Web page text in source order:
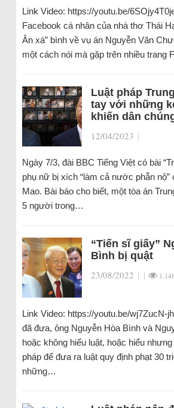
Link Video: https://youtu.be/
Facebook cá nhân của nhà thơ Thái
Ân xá” bình về vụ án Nguyễn Văn
một cách nói mà gặp trên nhiều trang
Luật pháp
tay với những
khiến dân
12/04/2023 |
Ngày 7/3, đài BBC Tiếng Việt có bài
phụ nữ bị xích “làm cả nước phẫn nộ”
Mao. Bài báo cho biết, một tòa án
5 người trong…
“Tiến sĩ giấy”
Bình bị quật
23/08/2022 | | 1.148
Link Video: https://youtu.be/wj7ZucN-
đã đưa, ông Nguyễn Hòa Bình và
hoặc không hiểu luật, hoặc hiểu
pháp để đưa ra luật quy định phạt 30
những…